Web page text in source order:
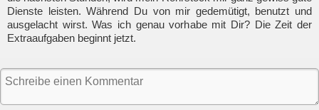
Dienste leisten. Während Du von mir gedemütigt, benutzt und
ausgelacht wirst. Was ich genau vorhabe mit Dir? Die Zeit der
Extraaufgaben beginnt jetzt.